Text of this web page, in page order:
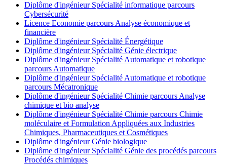
Diplôme d'ingénieur Spécialité informatique parcours
Cybersécurité
Licence Economie parcours Analyse économique et
financière
Diplôme d'ingénieur Spécialité Énergétique
Diplôme d'ingénieur Spécialité Génie électrique
Diplôme d'ingénieur Spécialité Automatique et robotique
parcours Automatique
Diplôme d'ingénieur Spécialité Automatique et robotique
parcours Mécatronique
Diplôme d'ingénieur Spécialité Chimie parcours Analyse
chimique et bio analyse
Diplôme d'ingénieur Spécialité Chimie parcours Chimie
moléculaire et Formulation Appliquées aux Industries
Chimiques, Pharmaceutiques et Cosmétiques
Diplôme d'ingénieur Génie biologique
Diplôme d'ingénieur Spécialité Génie des procédés parcours
Procédés chimiques